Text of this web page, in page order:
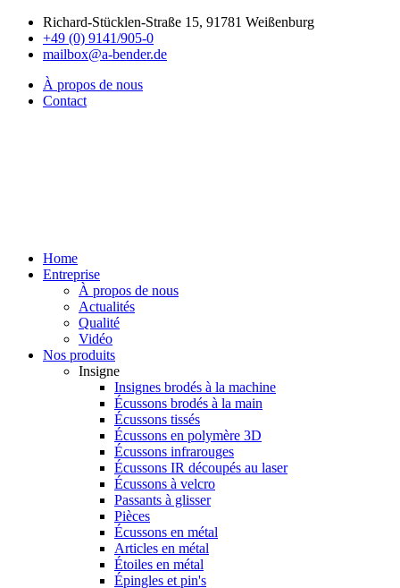
Richard-Stücklen-Straße 15, 91781 Weißenburg
+49 (0) 9141/905-0
mailbox@a-bender.de
À propos de nous
Contact
Home
Entreprise
À propos de nous
Actualités
Qualité
Vidéo
Nos produits
Insigne
Insignes brodés à la machine
Écussons brodés à la main
Écussons tissés
Écussons en polymère 3D
Écussons infrarouges
Écussons IR découpés au laser
Écussons à velcro
Passants à glisser
Pièces
Écussons en métal
Articles en métal
Étoiles en métal
Épingles et pin's